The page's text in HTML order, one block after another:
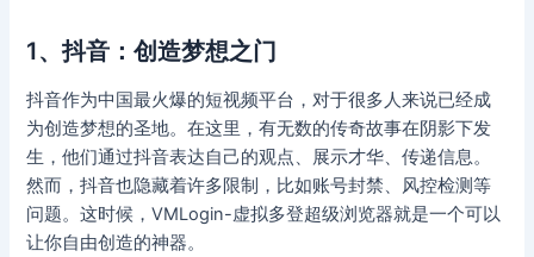
1、抖音：创造梦想之门
抖音作为中国最火爆的短视频平台，对于很多人来说已经成
为创造梦想的圣地。在这里，有无数的传奇故事在阴影下发
生，他们通过抖音表达自己的观点、展示才华、传递信息。
然而，抖音也隐藏着许多限制，比如账号封禁、风控检测等
问题。这时候，VMLogin-虚拟多登超级浏览器就是一个可以
让你自由创造的神器。